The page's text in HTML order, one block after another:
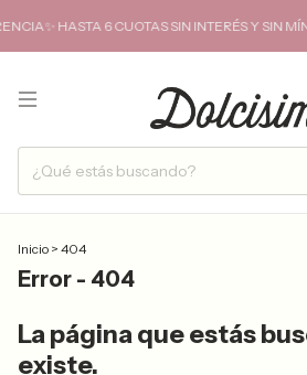
HASTA 6 CUOTAS SIN INTERÉS Y SIN
Inicio > 404
Error - 404
La página que estás
existe.